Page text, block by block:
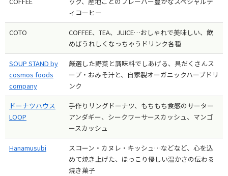
ィコーヒー
COTO
COFFEE、TEA、JUICE…おしゃれで美味しい、飲
めばうれしくなっちゃうドリンク各種
SOUP STAND by
cosmos foods
company
厳選した野菜と調味料でしあげる、具だくさんス
ープ・おみそ汁と、自家製オーガニックハーブドリ
ンク
ドーナツハウス
LOOP
手作りリングドーナツ、もちもち食感のサーター
アンダギー、シークワーサースカッシュ、マンゴ
ースカッシュ
Hanamusubi
スコーン・カヌレ・キッシュ…などなど、心を込
めて焼き上げた、ほっこり優しい温かさの伝わる
焼き菓子